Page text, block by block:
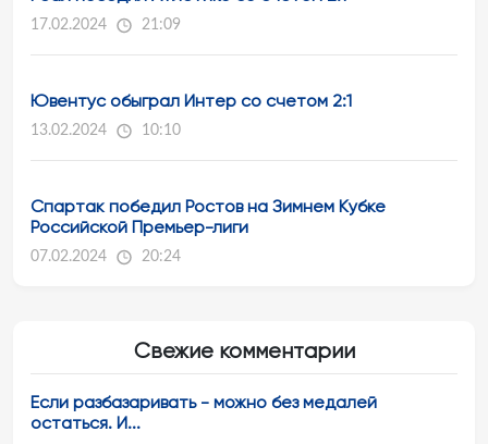
17.02.2024 21:09
Ювентус обыграл Интер со счетом 2:1
13.02.2024 10:10
Спартак победил Ростов на Зимнем Кубке
Российской Премьер-лиги
07.02.2024 20:24
Свежие комментарии
Если разбазаривать - можно без медалей
остаться. И...